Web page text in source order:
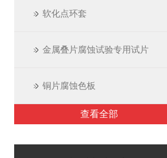
软化点环套
金属叠片腐蚀试验专用试片
铜片腐蚀色板
查看全部